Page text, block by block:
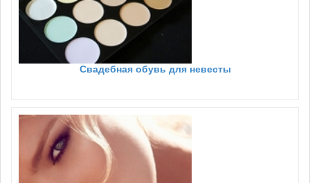
Свадебная обувь для невесты